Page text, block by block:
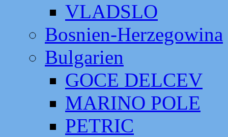
VLADSLO
Bosnien-Herzegowina
Bulgarien
GOCE DELCEV
MARINO POLE
PETRIC